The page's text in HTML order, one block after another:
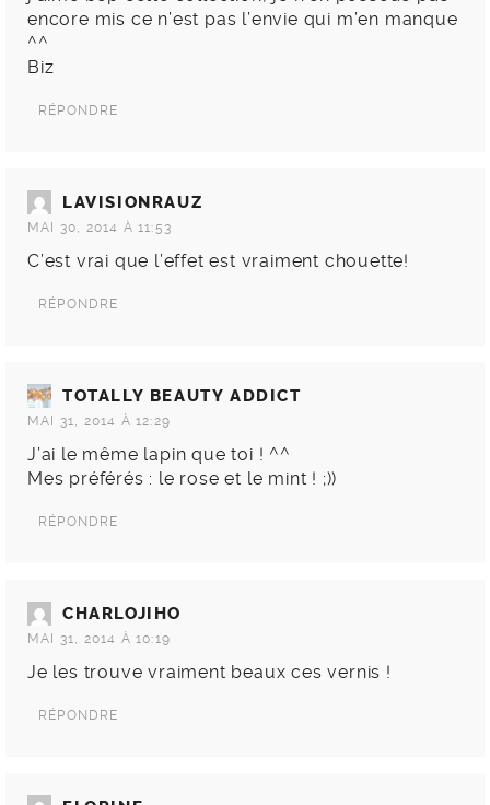
encore mis ce n’est pas l’envie qui m’en manque
^^
Biz
RÉPONDRE
LAVISIONRAUZ
MAI 30, 2014 À 11:53
C’est vrai que l’effet est vraiment chouette!
RÉPONDRE
TOTALLY BEAUTY ADDICT
MAI 31, 2014 À 12:29
J’ai le même lapin que toi ! ^^
Mes préférés : le rose et le mint ! ;))
RÉPONDRE
CHARLOJIHO
MAI 31, 2014 À 10:19
Je les trouve vraiment beaux ces vernis !
RÉPONDRE